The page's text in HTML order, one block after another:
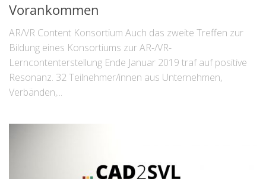
Vorankommen
AR/VR Content Konsortium Auch das zweite Treffen zur
Bildung eines Konsortiums zur AR-/VR-
Lerncontenterstellung Ende Januar 2019 traf auf positive
Resonanz. 32 Teilnehmer/innen aus Unternehmen,
Verbänden,...